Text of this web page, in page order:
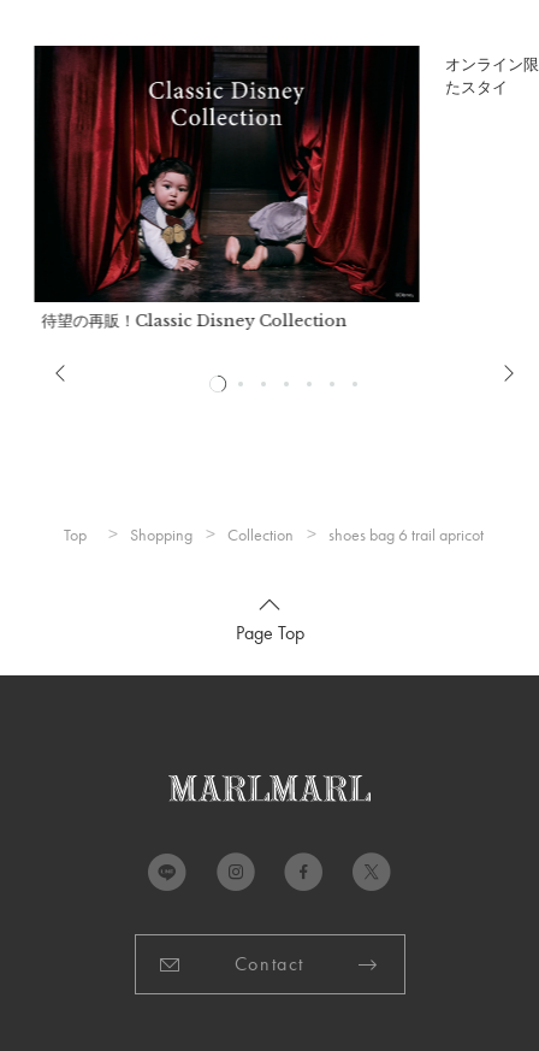
中綿：ポリエステル100%
持ち手： 綿100%
※色移りする事がありますので、淡色のものと分けて洗ってく
ださい。
※ボタンに直接アイロンを掛けないで下さい。
※アイロンの際は当て布をご使用ください。
※この製品は撥水加工が施されていますが、経年劣化により効
力が弱くなる恐れがあります。
製造国：中国
待望の再販！Classic Disney Collection
オンライン
たスタイ
Top Shopping Collection shoes bag 6 trail apricot
Page Top
Contact